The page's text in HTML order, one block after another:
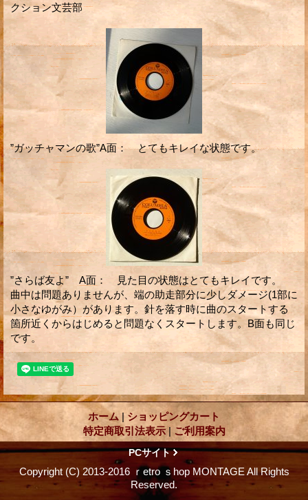
クション文芸部
”ガッチャマンの歌”A面： とてもキレイな状態です。
”さらば友よ” A面： 見た目の状態はとてもキレイです。
曲中は問題ありませんが、端の助走部分に少しダメージ(1部に
小さなゆがみ）があります。針を落す時に曲のスタートする
箇所近くからはじめると問題なくスタートします。B面も同じ
です。
ホーム | ショッピングカート
特定商取引法表示 | ご利用案内
PCサイト
Copyright (C) 2013-2016 ｒetro ｓhop MONTAGE All Rights
Reserved.